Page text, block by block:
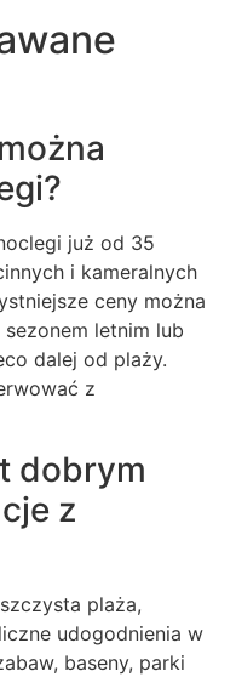
już od 35
i kameralnych
ceny można
letnim lub
dalej od plaży.
z
dobrym
z
plaża,
udogodnienia w
baseny, parki